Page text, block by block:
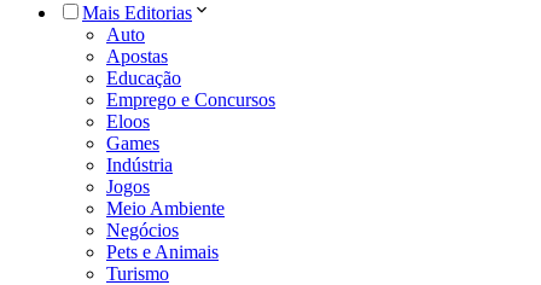
Mais Editorias
Auto
Apostas
Educação
Emprego e Concursos
Eloos
Games
Indústria
Jogos
Meio Ambiente
Negócios
Pets e Animais
Turismo